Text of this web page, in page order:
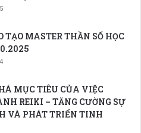
TẠO MASTER THẦN SỐ HỌC
MỤC TIÊU CỦA VIỆC
REIKI – TĂNG CƯỜNG SỰ
VÀ PHÁT TRIỂN TINH